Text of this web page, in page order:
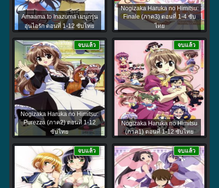
Amaama to Inazuma เมนูกรุ่น
อุ่นไอรัก ตอนที่ 1-12 ซับไทย
Nogizaka Haruka no Himitsu:
Finale (ภาค3) ตอนที่ 1-4 ซับ
ไทย
Nogizaka Haruka no Himitsu:
Purezza (ภาค2) ตอนที่ 1-12
ซับไทย
จบแล้ว
Nogizaka Haruka no Himitsu
(ภาค1) ตอนที่ 1-12 ซับไทย
จบแล้ว
จบแล้ว จบแล้ว